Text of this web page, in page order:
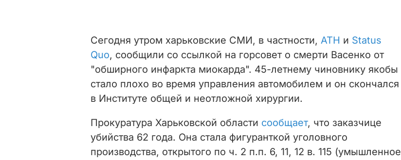
Сегодня утром харьковские СМИ, в частности, АТН и Status
Quo, сообщили со ссылкой на горсовет о смерти Васенко от
"обширного инфаркта миокарда". 45-летнему чиновнику якобы
стало плохо во время управления автомобилем и он скончался
в Институте общей и неотложной хирургии.
Прокуратура Харьковской области сообщает, что заказчице
убийства 62 года. Она стала фигуранткой уголовного
производства, открытого по ч. 2 п.п. 6, 11, 12 в. 115 (умышленное